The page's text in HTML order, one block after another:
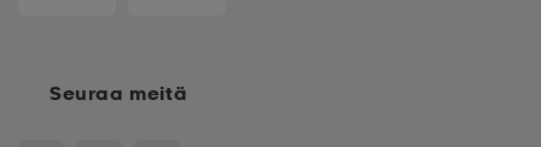
Seuraa meitä